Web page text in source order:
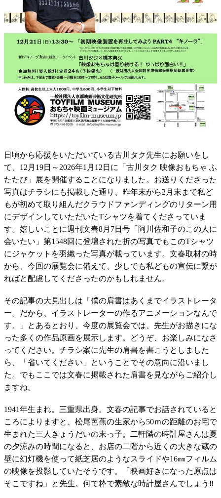
日頃から応援をいただいている古川タク先生にお願いをし
て、12月19日～2026年1月12日に「古川タク 映像おもちゃ ふ
たたび」展を開催することになりました。お送りくださった
写真はチラシにも掲載した通り、昨年末から2月末まで私ど
もが初めて取り組んだクラウドファンディングのリターン用
にデザインしていただいたTシャツを着てくださっていま
す。嬉しいことに週刊文春8月7日号「阿川佐和子のこの人に
会いたい」第1548回に登壇された折の写真でもこのTシャツ
にジャケットを羽織った写真が載っています。文春取材の時
から、今回の展覧会に備えて、少しでも私どもの宣伝に繋が
ればと配慮してくださったのかもしれません。
その記事の大見出しは「僕の肩書はあくまでイラストレータ
ー。だから、イラストレーターの作るアニメーションなんで
す。」とあるとおり、今度の展覧会では、先生がお描きにな
った多くの作品原画を展示します。どうぞ、お楽しみになさ
ってください。チラシ案に先生の肩書を書こうとしました
ら、「省いてください」ということでその意向に沿いまし
た。でもここでは文春に掲載された肩書を見ながらご紹介し
ますね。
1941年生まれ。三重県出身。文春の記事でお話されていると
ころによりますと、松尾芭蕉の生家から50ｍの距離のお宅で
生まれた三人きょうだいの末っ子。二軒隣の時計屋さんは夏
の夕涼みの時間になると、お店の二階から近くの大きな蔵の
壁に幻灯機を使って紙芝居のようなスライドや16㎜フィルム
の映像を投影していたそうです。「映画好きになった原点は
そこですね」と先生。何て粋で素敵な時計屋さんでしょう‼